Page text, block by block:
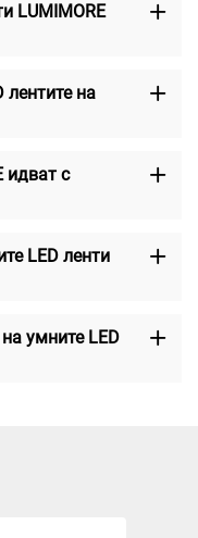
LUMIMORE
лентите на
идват с
LED ленти
умните LED